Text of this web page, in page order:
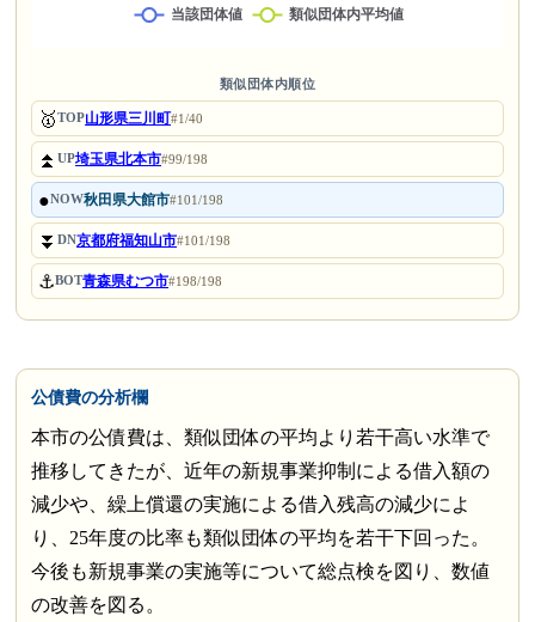
類似団体内順位
🥇TOP山形県三川町#1/40
⏫UP埼玉県北本市#99/198
●NOW秋田県大館市#101/198
⏬DN京都府福知山市#101/198
⚓BOT青森県むつ市#198/198
公債費の分析欄
本市の公債費は、類似団体の平均より若干高い水準で
推移してきたが、近年の新規事業抑制による借入額の
減少や、繰上償還の実施による借入残高の減少によ
り、25年度の比率も類似団体の平均を若干下回った。
今後も新規事業の実施等について総点検を図り、数値
の改善を図る。